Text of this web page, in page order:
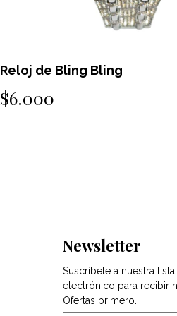
Reloj de Bling Bling
$6.000
Newsletter
Suscríbete a nuestra
electrónico para recibir
Ofertas primero.